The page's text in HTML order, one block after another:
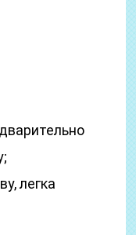
легка